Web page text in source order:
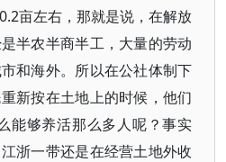
亩左右，那就是说，在解放
半农半商半工，大量的劳动
和海外。所以在公社体制下
新按在土地上的时候，他们
能够养活那么多人呢？事实
浙一带还是在经营土地外收